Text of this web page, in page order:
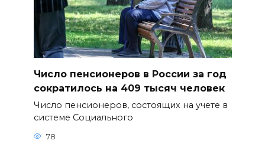
Число пенсионеров в России за год
сократилось на 409 тысяч человек
Число пенсионеров, состоящих на учете в
системе Социального
78